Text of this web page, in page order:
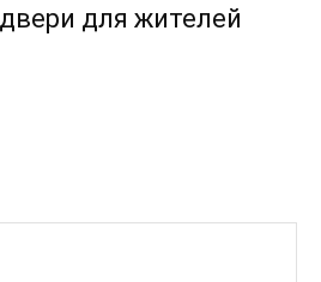
для жителей